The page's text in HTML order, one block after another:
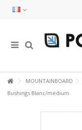
MOUNTAINBOARD
Bushings Blanc/medium